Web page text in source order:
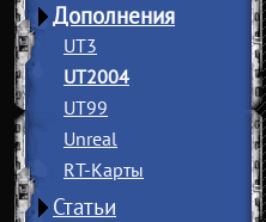
Дополнения
UT3
UT2004
UT99
Unreal
RT-Карты
Статьи